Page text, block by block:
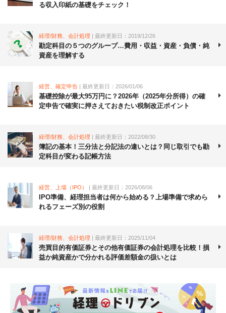
る収入印紙の基礎をチェック！
経理/財務、会計処理 | 最終更新日：2019/12/26
勘定科目の５つのグループ…費用・収益・資産・負債・純
資産を理解する
経営、確定申告 | 最終更新日：2026/01/06
基礎控除が最大95万円に？2026年（2025年分所得）の確
定申告で確実に押さえておきたい税制改正ポイント
経理/財務、会計処理 | 最終更新日：2022/08/30
簿記の基本！三分法と分記法の違いとは？同じ取引でも勘
定科目が変わる記帳方法
経営、上場（IPO） | 最終更新日：2026/08/06
IPO準備、経理担当者は何から始める？上場準備で求めら
れるフェーズ別の役割
経理/財務、会計処理 | 最終更新日：2025/11/04
売買目的有価証券とその他有価証券の会計処理を比較！損
益か純資産かで分かれる評価差額金の扱いとは